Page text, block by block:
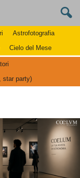
Astrofotografia
Cielo del Mese
star party)